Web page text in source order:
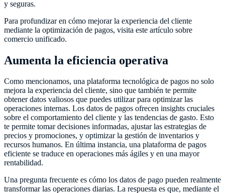
y seguras.
Para profundizar en cómo mejorar la experiencia del cliente
mediante la optimización de pagos, visita este artículo sobre
comercio unificado.
Aumenta la eficiencia operativa
Como mencionamos, una plataforma tecnológica de pagos no solo
mejora la experiencia del cliente, sino que también te permite
obtener datos valiosos que puedes utilizar para optimizar las
operaciones internas. Los datos de pagos ofrecen insights cruciales
sobre el comportamiento del cliente y las tendencias de gasto. Esto
te permite tomar decisiones informadas, ajustar las estrategias de
precios y promociones, y optimizar la gestión de inventarios y
recursos humanos. En última instancia, una plataforma de pagos
eficiente se traduce en operaciones más ágiles y en una mayor
rentabilidad.
Una pregunta frecuente es cómo los datos de pago pueden realmente
transformar las operaciones diarias. La respuesta es que, mediante el